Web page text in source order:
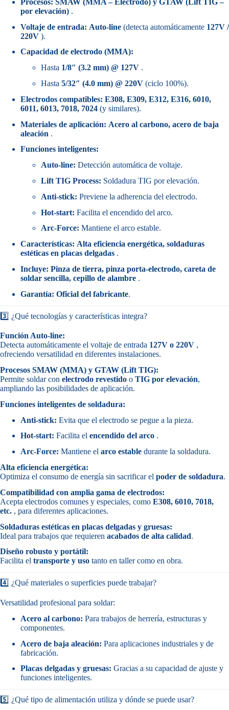
por elevación) .
Voltaje de entrada: Auto-line (detecta automáticamente 127V /
220V ).
Capacidad de electrodo (MMA):
Hasta 1/8″ (3.2 mm) @ 127V .
Hasta 5/32″ (4.0 mm) @ 220V (ciclo 100%).
Electrodos compatibles: E308, E309, E312, E316, 6010,
6011, 6013, 7018, 7024 (y similares).
Materiales de aplicación: Acero al carbono, acero de baja
aleación .
Funciones inteligentes:
Auto-line: Detección automática de voltaje.
Lift TIG Process: Soldadura TIG por elevación.
Anti-stick: Previene la adherencia del electrodo.
Hot-start: Facilita el encendido del arco.
Arc-Force: Mantiene el arco estable.
Características: Alta eficiencia energética, soldaduras
estéticas en placas delgadas .
Incluye: Pinza de tierra, pinza porta-electrodo, careta de
soldar sencilla, cepillo de alambre .
Garantía: Oficial del fabricante.
3️⃣ ¿Qué tecnologías y características integra?
Función Auto-line:
Detecta automáticamente el voltaje de entrada 127V o 220V ,
ofreciendo versatilidad en diferentes instalaciones.
Procesos SMAW (MMA) y GTAW (Lift TIG):
Permite soldar con electrodo revestido o TIG por elevación,
ampliando las posibilidades de aplicación.
Funciones inteligentes de soldadura:
Anti-stick: Evita que el electrodo se pegue a la pieza.
Hot-start: Facilita el encendido del arco .
Arc-Force: Mantiene el arco estable durante la soldadura.
Alta eficiencia energética:
Optimiza el consumo de energía sin sacrificar el poder de soldadura.
Compatibilidad con amplia gama de electrodos:
Acepta electrodos comunes y especiales, como E308, 6010, 7018,
etc. , para diferentes aplicaciones.
Soldaduras estéticas en placas delgadas y gruesas:
Ideal para trabajos que requieren acabados de alta calidad.
Diseño robusto y portátil:
Facilita el transporte y uso tanto en taller como en obra.
4️⃣ ¿Qué materiales o superficies puede trabajar?
Versatilidad profesional para soldar:
Acero al carbono: Para trabajos de herrería, estructuras y
componentes.
Acero de baja aleación: Para aplicaciones industriales y de
fabricación.
Placas delgadas y gruesas: Gracias a su capacidad de ajuste y
funciones inteligentes.
5️⃣ ¿Qué tipo de alimentación utiliza y dónde se puede usar?